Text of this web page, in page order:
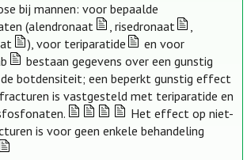
bij mannen: voor bepaalde
(alendronaat
, risedronaat
,
), voor teriparatide
en voor
bestaan gegevens over een gunstig
botdensiteit; een beperkt gunstig effect
is vastgesteld met teriparatide en
Het effect op niet-
is voor geen enkele behandeling